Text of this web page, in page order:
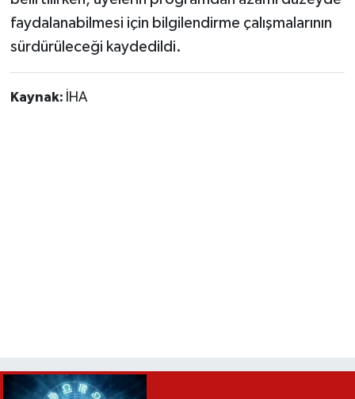
faydalanabilmesi için bilgilendirme çalışmalarının
sürdürüleceği kaydedildi.
Kaynak: İHA